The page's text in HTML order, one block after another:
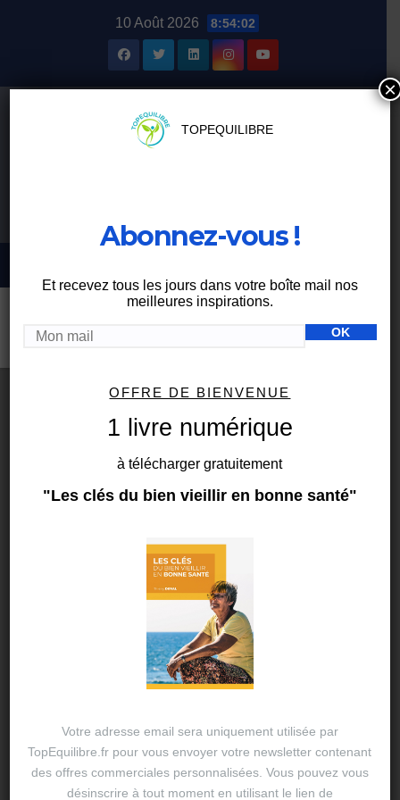
10 Août 2026 8:54:02
Étiquette :
THIERRY DUVAL
Ahhh c’est l’été ! La saison des barbecues bat son
plein. Attendue avec impatience par certains, elle
est redoutée à tort par d’autres, car avec des choix
BIEN MANGER
TOPEQUILIBRE
Abonnez-vous !
Et recevez tous les jours dans votre boîte mail nos
meilleures inspirations.
OFFRE DE BIENVENUE
1 livre numérique
à télécharger gratuitement
"Les clés du bien vieillir en bonne santé"
Votre adresse email sera uniquement utilisée par
TopEquilibre.fr pour vous envoyer votre newsletter contenant
des offres commerciales personnalisées. Vous pouvez vous
désinscrire à tout moment en utilisant le lien de
×